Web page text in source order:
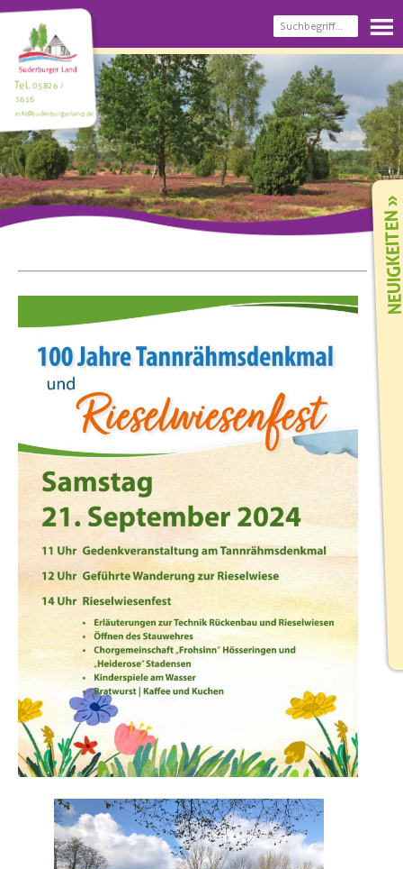
Tel.05826 /
1616
info@suderburgerland.de